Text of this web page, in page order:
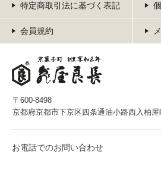
特定商取引法に基づく表記
会員規約
〒600-8498
京都府京都市下京区四条通油小路西入柏
お電話でのお問い合わせ